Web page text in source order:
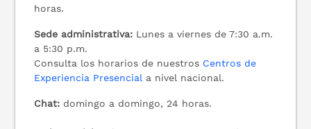
horas.
Sede administrativa: Lunes a viernes de 7:30 a.m.
a 5:30 p.m.
Consulta los horarios de nuestros Centros de
Experiencia Presencial a nivel nacional.
Chat: domingo a domingo, 24 horas.